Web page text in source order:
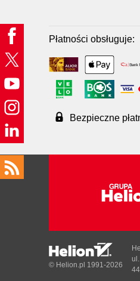
Płatności obsługuje:
Bezpieczne
© Helion.pl 1991-2026